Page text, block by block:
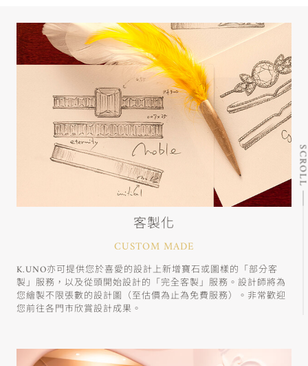
客製化
CUSTOM MADE
K.UNO亦可提供您於喜愛的設計上新增寶石或圖樣的「部分客
製」服務，以及從頭開始設計的「完全客製」服務。設計師將為
您繪製不限張數的設計圖（至估價為止為免費服務）。非常歡迎
您前往各門市欣賞設計成果。